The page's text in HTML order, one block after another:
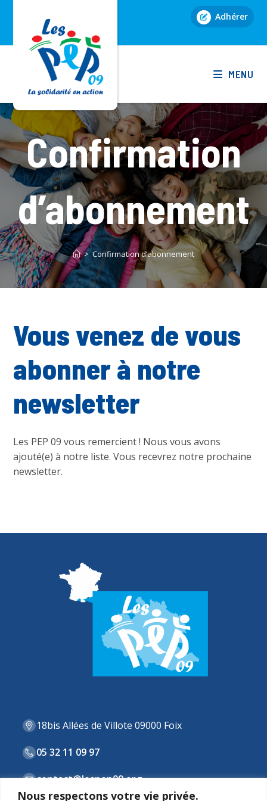
Nous respectons votre vie privée.
Adhérer
MENU
Confirmation
d’abonnement
> Confirmation d’abonnement
Vous venez de vous
abonner à notre
newsletter
Les PEP 09 vous remercient ! Nous vous avons
ajouté(e) à notre liste. Vous recevrez notre prochaine
newsletter.
18bis Allées de Villote 09000 Foix
05 32 11 09 97
contact@lespep09.org